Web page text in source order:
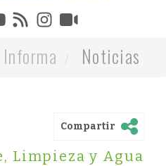
Informa Noticias
Compartir
Limpieza y Agua